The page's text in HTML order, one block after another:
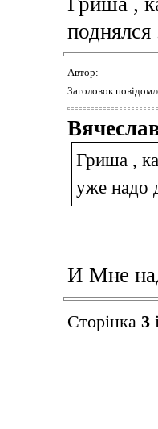
Автор:
Заголовок
Гриша ,
уже надо
И Мне
Сторінка 3